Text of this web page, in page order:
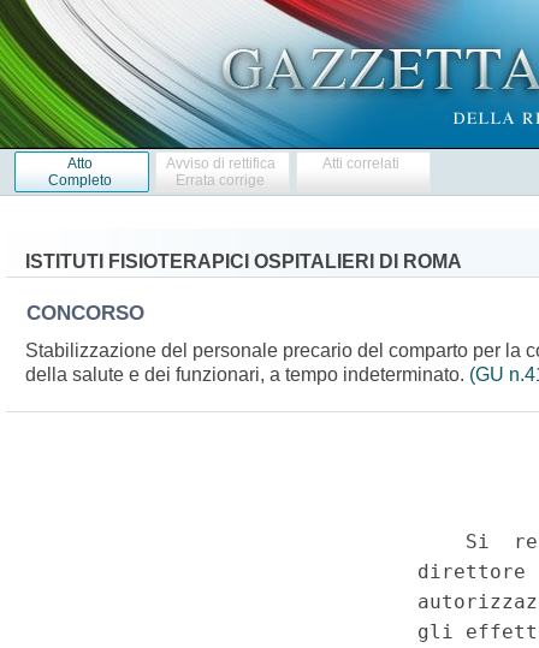
Atto
Completo
Avviso di rettifica
Errata corrige
Atti correlati
ISTITUTI FISIOTERAPICI OSPITALIERI DI ROMA
CONCORSO
Stabilizzazione del personale precario del comparto per la
della salute e dei funzionari, a tempo indeterminato. (GU